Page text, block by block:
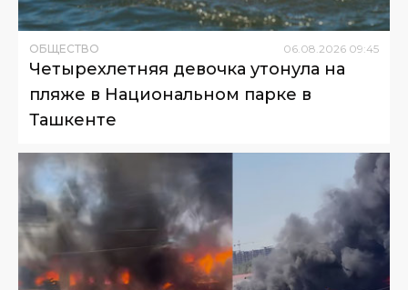
ОБЩЕСТВО 06 08 2026 09:45
Четырехлетняя девочка утонула на
пляже в Национальном парке в
Ташкенте